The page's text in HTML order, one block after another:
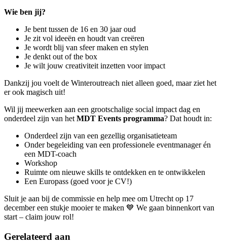
Wie ben jij?
Je bent tussen de 16 en 30 jaar oud
Je zit vol ideeën en houdt van creëren
Je wordt blij van sfeer maken en stylen
Je denkt out of the box
Je wilt jouw creativiteit inzetten voor impact
Dankzij jou voelt de Winteroutreach niet alleen goed, maar ziet het
er ook magisch uit!
Wil jij meewerken aan een grootschalige social impact dag en
onderdeel zijn van hetMDT Events programma? Dat houdt in:
Onderdeel zijn van een gezellig organisatieteam
Onder begeleiding van een professionele eventmanager én
een MDT-coach
Workshop
Ruimte om nieuwe skills te ontdekken en te ontwikkelen
Een Europass (goed voor je CV!)
Sluit je aan bij de commissie en help mee om Utrecht op 17
december een stukje mooier te maken 💙 We gaan binnenkort van
start – claim jouw rol!
Gerelateerd aan